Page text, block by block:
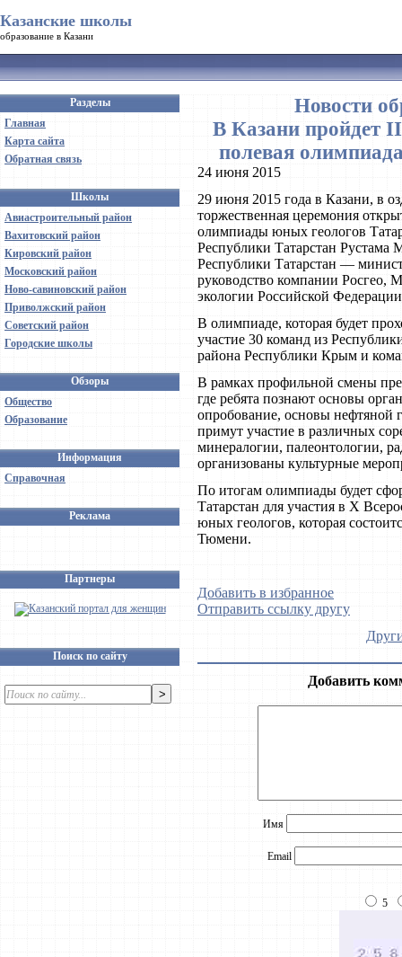
Казанские школы
образование в Казани
Разделы
Главная
Карта сайта
Обратная связь
Школы
Авиастроительный район
Вахитовский район
Кировский район
Московский район
Ново-савиновский район
Приволжский район
Советский район
Городские школы
Обзоры
Общество
Образование
Информация
Справочная
Реклама
Партнеры
Поиск по сайту
Новости
В Казани пройдет
полевая
24 июня 2015
29 июня 2015 года в Казани, в
торжественная церемония
олимпиады юных геологов
Республики Татарстан Рустама
Республики Татарстан —
руководство компании Росгео,
экологии Российской
В олимпиаде, которая будет
участие 30 команд из
района Республики Крым и
В рамках профильной смены
где ребята познают основы
опробование, основы
примут участие в различных
минералогии, палеонтологии,
организованы культурные
По итогам олимпиады будет
Татарстан для участия в X
юных геологов, которая
Тюмени.
Добавить в избранное
Отправить ссылку другу
Добавить
Имя
Email
5